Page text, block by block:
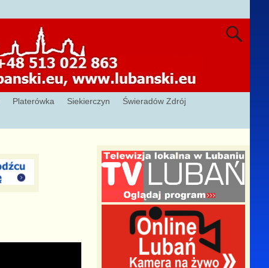
Platerówka Siekierczyn
Świeradów Zdrój